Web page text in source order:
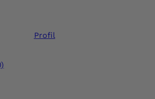
Profil